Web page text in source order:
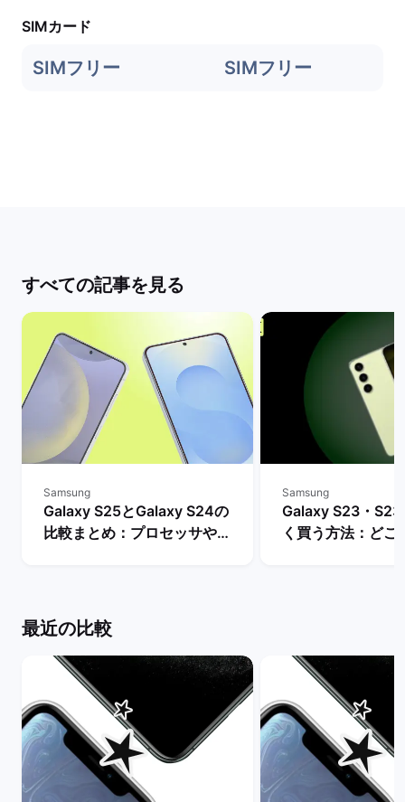
SIMカード
SIMフリー SIMフリー
すべての記事を見る
Samsung
Galaxy S25とGalaxy S24の
比較まとめ：プロセッサやバ
Samsung
Galaxy S23・
く買う方法：どこ
最近の比較